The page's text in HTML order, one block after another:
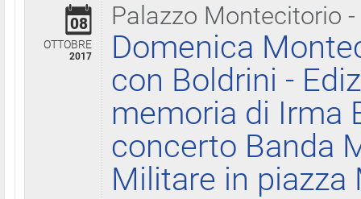
Palazzo Montecitorio
08
OTTOBRE
2017
Domenica
con Boldrini -
memoria di Irma
concerto Banda
Militare in